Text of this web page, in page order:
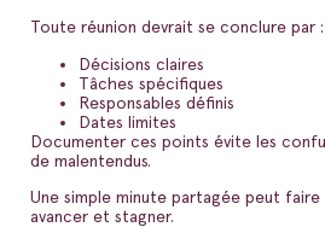
Toute réunion devrait se conclure par :
Décisions claires
Tâches spécifiques
Responsables définis
Dates limites
Documenter ces points évite les
de malentendus.
Une simple minute partagée peut
avancer et stagner.